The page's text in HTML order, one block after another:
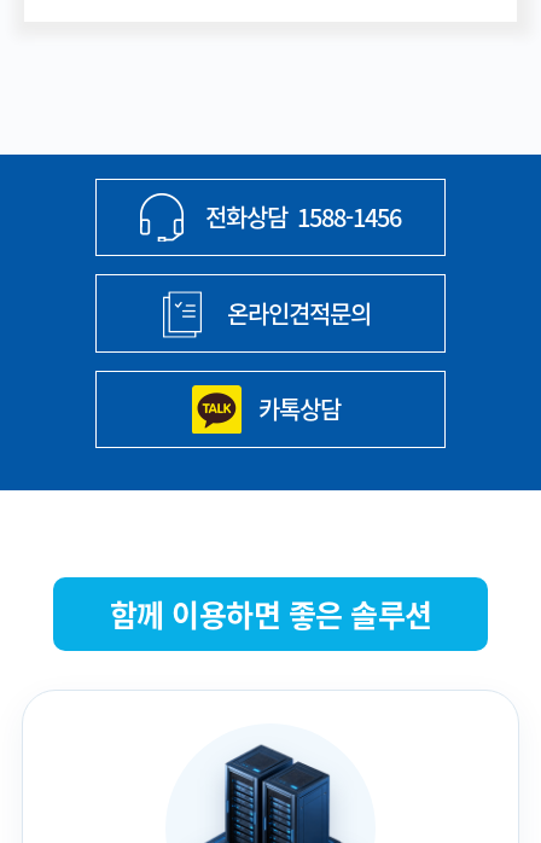
전화상담 1588-1456
온라인견적문의
카톡상담
함께 이용하면 좋은 솔루션